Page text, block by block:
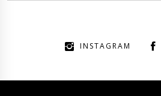
INSTAGRAM